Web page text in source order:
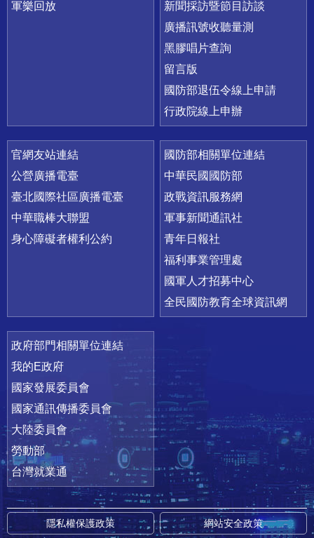
軍樂回放
新聞採訪暨節目訪談
廣播訊號收聽量測
黑膠唱片查詢
留言版
國防部退伍令線上申請
行政院線上申辦
官網友站連結
公營廣播電臺
臺北國際社區廣播電臺
中華職棒大聯盟
身心障礙者權利公約
國防部相關單位連結
中華民國國防部
政戰資訊服務網
軍事新聞通訊社
青年日報社
福利事業管理處
國軍人才招募中心
全民國防教育全球資訊網
政府部門相關單位連結
我的E政府
國家發展委員會
國家通訊傳播委員會
大陸委員會
勞動部
台灣就業通
隱私權保護政策 網站安全政策